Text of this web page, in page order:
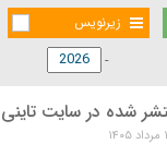
زیرنویس
شده در سایت تاینی